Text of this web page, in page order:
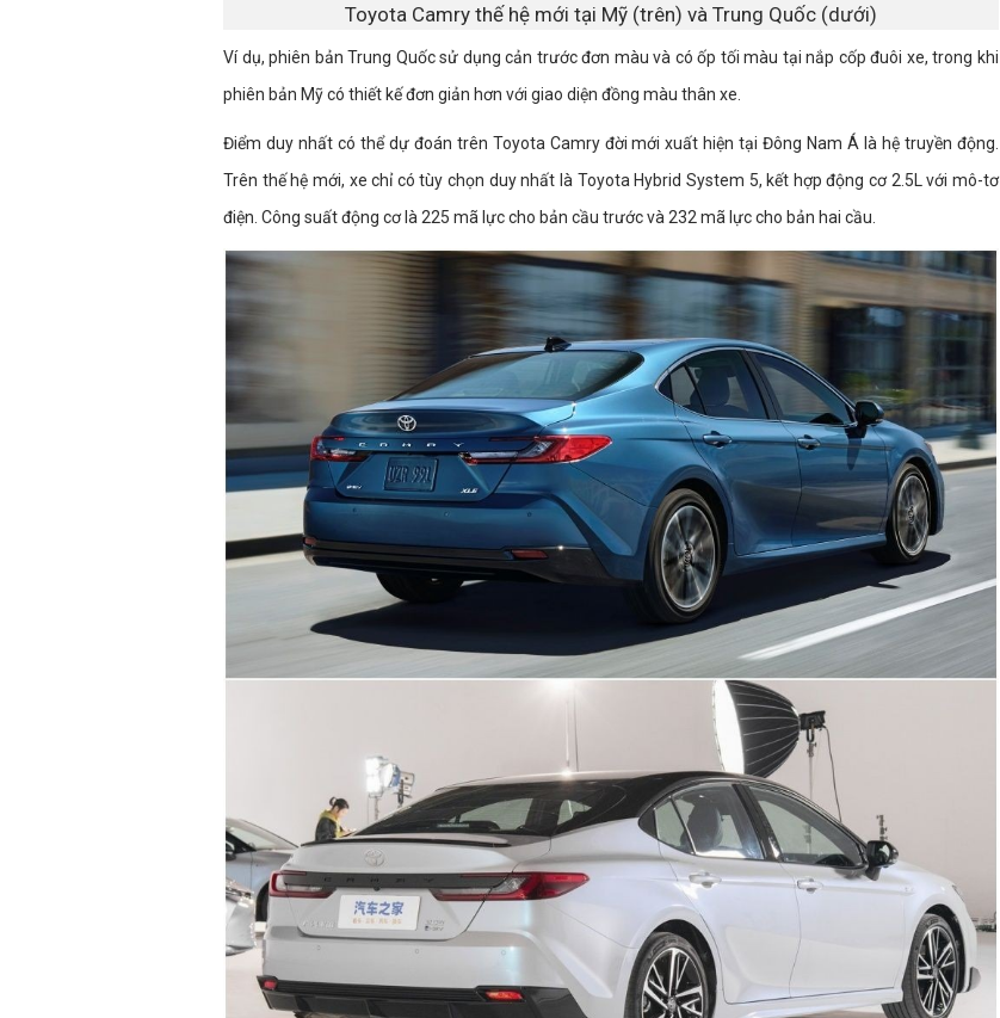
Toyota Camry thế hệ mới tại Mỹ (trên) và Trung Quốc (dưới)
Ví dụ, phiên bản Trung Quốc sử dụng cản trước đơn màu và có ốp tối màu tại nắp cốp đuôi xe, trong khi
phiên bản Mỹ có thiết kế đơn giản hơn với giao diện đồng màu thân xe.
Điểm duy nhất có thể dự đoán trên Toyota Camry đời mới xuất hiện tại Đông Nam Á là hệ truyền động.
Trên thế hệ mới, xe chỉ có tùy chọn duy nhất là Toyota Hybrid System 5, kết hợp động cơ 2.5L với mô-tơ
điện. Công suất động cơ là 225 mã lực cho bản cầu trước và 232 mã lực cho bản hai cầu.